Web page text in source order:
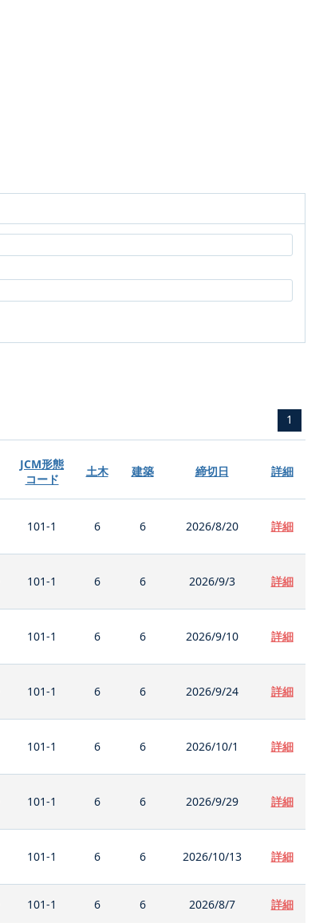
1
JCM形態
コード
土木 建築 締切日 詳細
101-1 6 6 2026/8/20 詳細
101-1 6 6 2026/9/3 詳細
101-1 6 6 2026/9/10 詳細
101-1 6 6 2026/9/24 詳細
101-1 6 6 2026/10/1 詳細
101-1 6 6 2026/9/29 詳細
101-1 6 6 2026/10/13 詳細
101-1 6 6 2026/8/7 詳細